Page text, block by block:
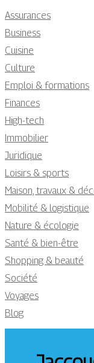
Assurances
Business
Cuisine
Culture
Emploi & formations
Finances
High-tech
Immobilier
Juridique
Loisirs & sports
Maison, travaux &
Mobilité & logistique
Nature & écologie
Santé & bien-être
Shopping & beauté
Société
Voyages
Blog